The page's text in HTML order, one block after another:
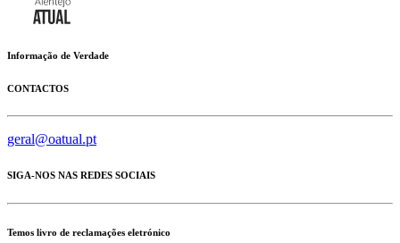
Informação de Verdade
CONTACTOS
geral@oatual.pt
SIGA-NOS NAS REDES SOCIAIS
Temos livro de reclamações eletrónico